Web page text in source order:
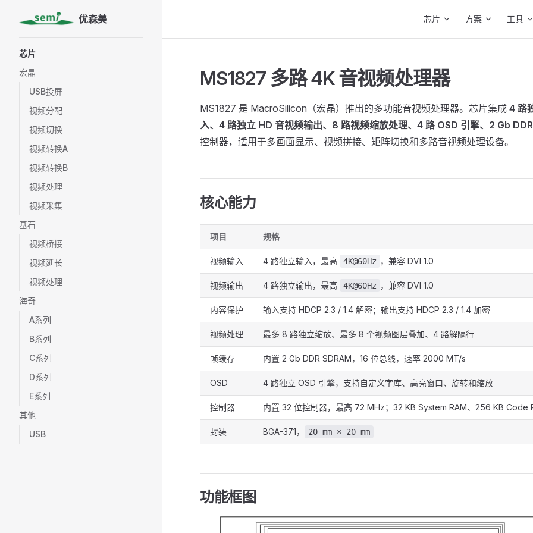
Skip to content 优森美 芯片 方案 工具
芯片
宏晶
USB投屏
视频分配
视频切换
视频转换A
视频转换B
视频处理
视频采集
基石
视频桥接
视频延长
视频处理
海奇
A系列
B系列
C系列
D系列
E系列
其他
USB
MS1827 多路 4K 音视频处理器
MS1827 是 MacroSilicon（宏晶）推出的多功能音视频处理器。芯片集成 4 路
入、4 路独立 HD 音视频输出、8 路视频缩放处理、4 路 OSD 引擎、2 Gb
控制器，适用于多画面显示、视频拼接、矩阵切换和多路音视频处理设备。
核心能力
项目 规格
视频输入 4 路独立输入，最高 4K@60Hz ，兼容 DVI 1.0
视频输出 4 路独立输出，最高 4K@60Hz ，兼容 DVI 1.0
内容保护 输入支持 HDCP 2.3 / 1.4 解密；输出支持 HDCP 2.3 / 1.4 加密
视频处理 最多 8 路独立缩放、最多 8 个视频图层叠加、4 路解隔行
帧缓存 内置 2 Gb DDR SDRAM，16 位总线，速率 2000 MT/s
OSD 4 路独立 OSD 引擎，支持自定义字库、高亮窗口、旋转和缩放
控制器 内置 32 位控制器，最高 72 MHz；32 KB System RAM、256 KB Code
封装 BGA-371， 20 mm × 20 mm
功能框图